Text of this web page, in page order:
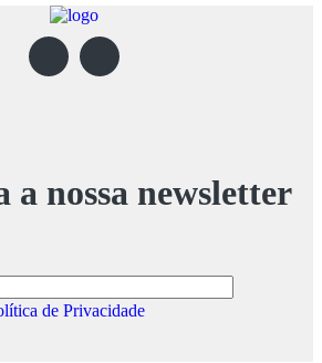
a nossa newsletter
de Privacidade